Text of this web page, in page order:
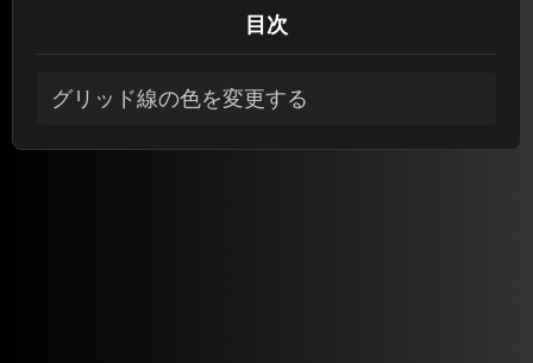
目次
グリッド線の色を変更する